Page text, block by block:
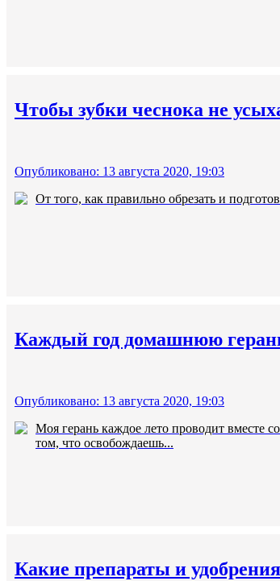
Чтобы зубки чеснока не
Опубликовано: 13 августа 2020, 19:03
От того, как правильно обрезать и
Каждый год домашнюю
Опубликовано: 13 августа 2020, 19:03
Моя герань каждое лето проводит вместе
том, что освобождаешь...
Какие препараты и